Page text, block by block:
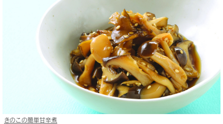
きのこの簡単甘辛煮